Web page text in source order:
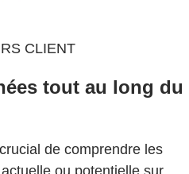
CLIENT
tout au long du
de comprendre les